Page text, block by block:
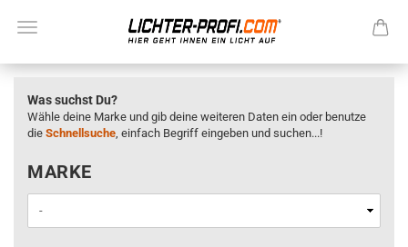
Was suchst Du?
Wähle deine Marke und gib deine weiteren Daten ein oder benutze
die Schnellsuche, einfach Begriff eingeben und suchen...!
MARKE
MARKE